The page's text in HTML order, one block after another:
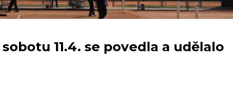
11.4. se povedla a udělalo